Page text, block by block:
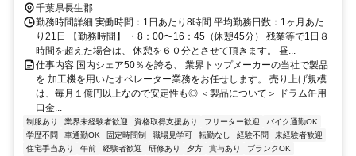
千葉県長生郡
勤務時間詳細 実働時間：1日あたり8時間 平均勤務日数：1ヶ月あた
り21日 【勤務時間】 ・8：00〜16：45（休憩45分） 残業等で1日８
時間を超えた場合は、 休憩を６０分とさせて頂きます。 昼...
仕事内容 国内シェア50％を誇る、 業界トップメーカーの当社で製品
を 加工機を用いたオペレーター業務をお任せします。 売り上げ規模
は、毎月１億円以上なので安定性も◎ ＜製品について＞ ドラム缶⽤
⼝⾦...
制服あり 業界未経験者歓迎 資格取得支援あり フリーター歓迎
バイク通勤OK
学歴不問
車通勤OK 固定時間制 職場見学可 転勤なし 経験不問
未経験者歓迎
住宅手当あり
午前 経験者歓迎 研修あり 夕方 賞与あり
ブランクOK